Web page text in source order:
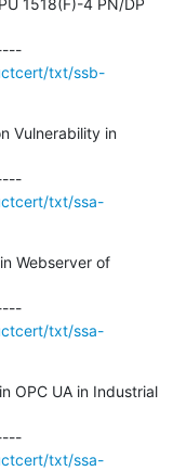
---------------------------------------------
txt/ssb-
Vulnerability in
---------------------------------------------
txt/ssa-
Webserver of
---------------------------------------------
txt/ssa-
OPC UA in Industrial
---------------------------------------------
txt/ssa-